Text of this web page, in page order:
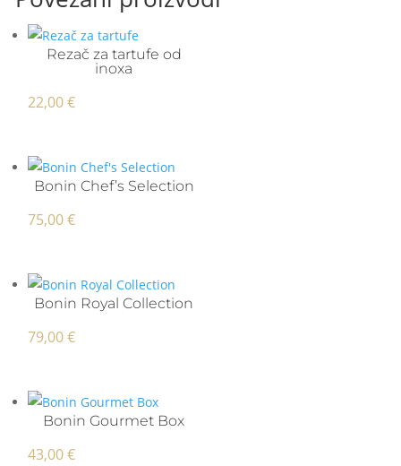
Rezač za tartufe od
inoxa
22,00€
Bonin Chef’s Selection
75,00€
Bonin Royal Collection
79,00€
Bonin Gourmet Box
43,00€